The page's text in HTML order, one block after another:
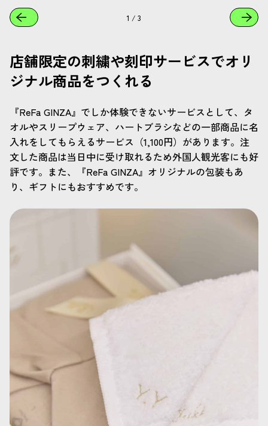
1 / 3
店舗限定の刺繍や刻印サービスでオリ
ジナル商品をつくれる
『ReFa GINZA』でしか体験できないサービスとして、タ
オルやスリープウェア、ハートブラシなどの一部商品に名
入れをしてもらえるサービス（1,100円）があります。注
文した商品は当日中に受け取れるため外国人観光客にも好
評です。また、『ReFa GINZA』オリジナルの包装もあ
り、ギフトにもおすすめです。